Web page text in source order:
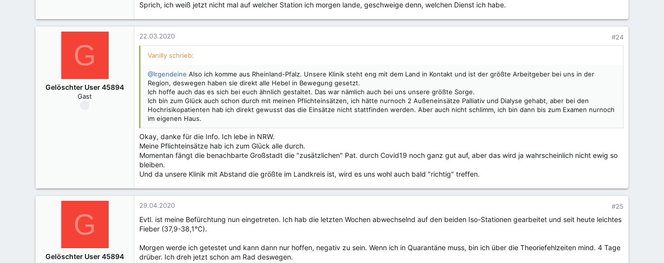
Sprich, ich weiß jetzt nicht mal auf welcher Station ich morgen lande, geschweige denn, welchen Dienst ich habe.
G
Gelöschter User 45894
Gast
22.03.2020 #24
Vanilly schrieb:
@Irgendeine Also ich komme aus Rheinland-Pfalz. Unsere Klinik steht eng mit dem Land in Kontakt und ist der größte Arbeitgeber bei uns in der
Region, deswegen haben sie direkt alle Hebel in Bewegung gesetzt.
Ich hoffe auch das es sich bei euch ähnlich gestaltet. Das war nämlich auch bei uns unsere größte Sorge.
Ich bin zum Glück auch schon durch mit meinen Pflichteinsätzen, ich hätte nurnoch 2 Außeneinsätze Palliativ und Dialyse gehabt, aber bei den
Hochrisikopatienten hab ich direkt gewusst das die Einsätze nicht stattfinden werden. Aber auch nicht schlimm, ich bin dann bis zum Examen nurnoch
im eigenen Haus.
Okay, danke für die Info. Ich lebe in NRW.
Meine Pflichteinsätze hab ich zum Glück alle durch.
Momentan fängt die benachbarte Großstadt die "zusätzlichen" Pat. durch Covid19 noch ganz gut auf, aber das wird ja wahrscheinlich nicht ewig so
bleiben.
Und da unsere Klinik mit Abstand die größte im Landkreis ist, wird es uns wohl auch bald "richtig" treffen.
G
Gelöschter User 45894
29.04.2020 #25
Evtl. ist meine Befürchtung nun eingetreten. Ich hab die letzten Wochen abwechselnd auf den beiden Iso-Stationen gearbeitet und seit heute leichtes
Fieber (37,9-38,1°C).
Morgen werde ich getestet und kann dann nur hoffen, negativ zu sein. Wenn ich in Quarantäne muss, bin ich über die Theoriefehlzeiten mind. 4 Tage
drüber. Ich dreh jetzt schon am Rad deswegen.